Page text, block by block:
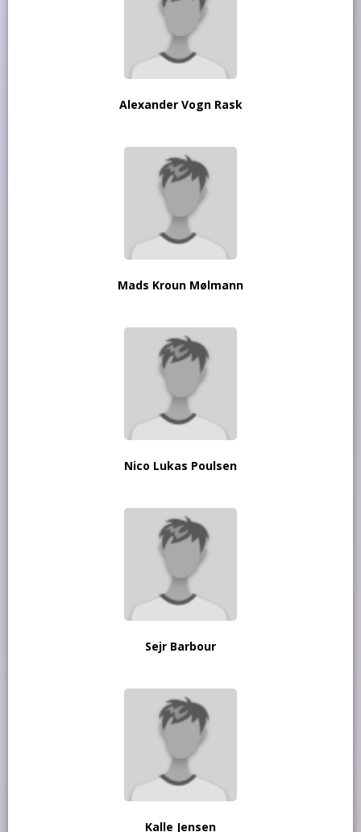
Alexander Vogn Rask
Mads Kroun Mølmann
Nico Lukas Poulsen
Sejr Barbour
Kalle Jensen